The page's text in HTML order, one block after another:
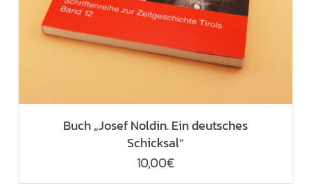
Buch „Josef Noldin. Ein deutsches
Schicksal“
10,00€